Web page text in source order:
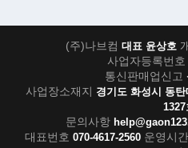
(주)나브컴 대표 윤상호
사업자등록번호
통신판매업신고
사업장소재지 경기도 화성시 동
1327
문의사항
대표번호 070-4617-2560 운영시